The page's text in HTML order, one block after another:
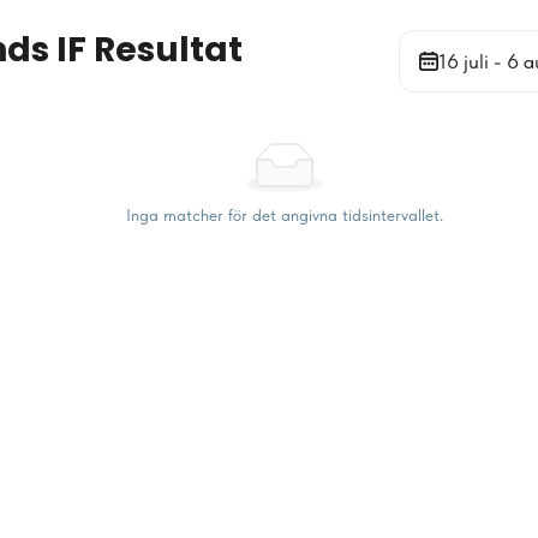
IF Resultat 16 juli - 6
Inga matcher för det angivna tidsintervallet.